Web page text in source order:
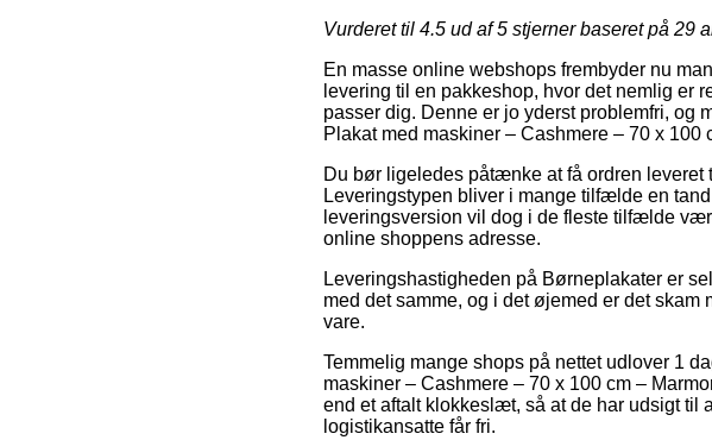
Vurderet til 4.5 ud af 5 stjerner baseret på 29
En masse online webshops frembyder nu
levering til en pakkeshop, hvor det nemlig er
passer dig. Denne er jo yderst problemfri, og
Plakat med maskiner – Cashmere – 70 x 100
Du bør ligeledes påtænke at få ordren
Leveringstypen bliver i mange tilfælde en
leveringsversion vil dog i de fleste tilfælde
online shoppens adresse.
Leveringshastigheden på Børneplakater er
med det samme, og i det øjemed er det
vare.
Temmelig mange shops på nettet udlover 1
maskiner – Cashmere – 70 x 100 cm –
end et aftalt klokkeslæt, så at de har udsigt til
logistikansatte får fri.